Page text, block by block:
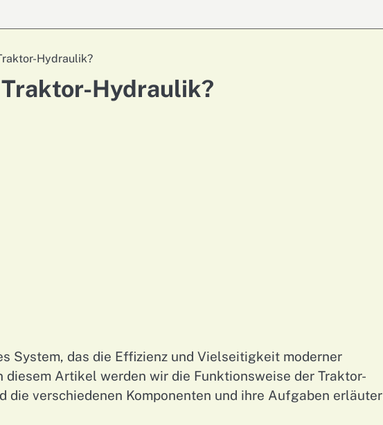
Hydraulik?
Hydraulik?
System, das die Effizienz und Vielseitigkeit moderner
diesem Artikel werden wir die Funktionsweise der Traktor-
verschiedenen Komponenten und ihre Aufgaben